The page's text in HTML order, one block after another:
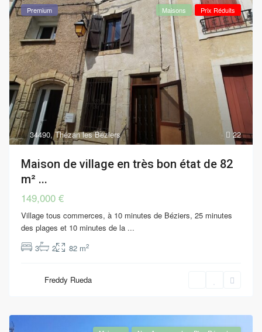
22
34490,Thézan les Béziers
Premium Maisons Prix Réduits
Maison de village en très bon état de 82
m² ...
149,000 €
Village tous commerces, à 10 minutes de Béziers, 25 minutes
des plages et 10 minutes de la ...
3
2 82 m2
Freddy Rueda